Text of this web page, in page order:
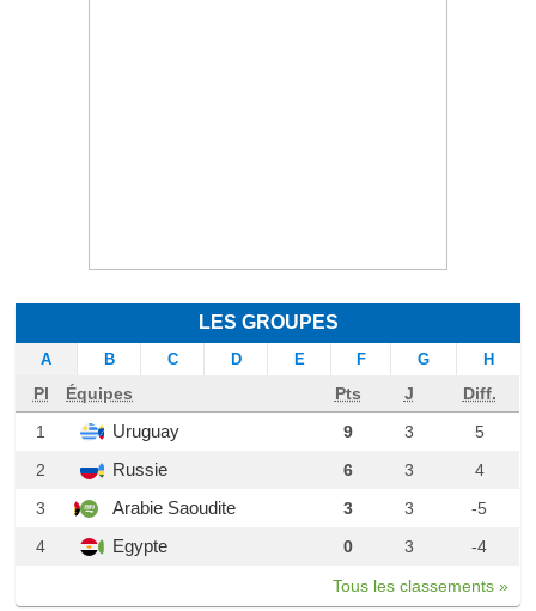
LES GROUPES
A B C D E F G H
Pl Équipes Pts J
Diff.
1
Uruguay 9 3
5
2
Russie 6 3
4
3
Arabie Saoudite 3 3
-5
4
Egypte 0 3 -4
Tous les classements »